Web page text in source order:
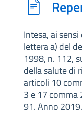
Intesa, ai
lettera a) del
1998, n. 112,
della salute di
articoli 10
3 e 17 comma
91. Anno